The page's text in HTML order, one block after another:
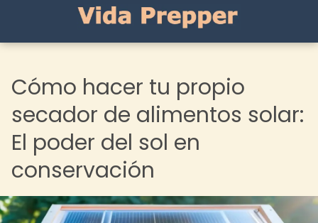
Cómo hacer tu propio
secador de alimentos solar:
El poder del sol en
conservación